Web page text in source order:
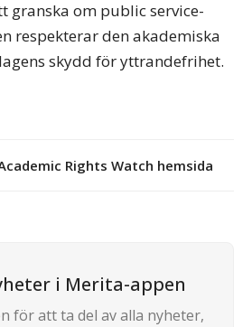
granska om public service-
respekterar den akademiska
skydd för yttrandefrihet.
Rights Watch hemsida
i Merita-appen
för att ta del av alla nyheter,